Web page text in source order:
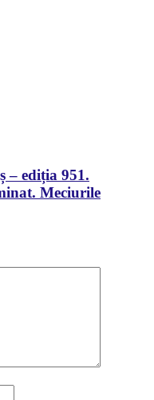
– ediția 951.
Meciurile